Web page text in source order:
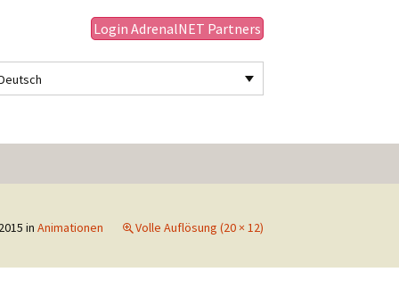
Login AdrenalNET Partners
in Animationen Volle Auflösung (20 × 12)